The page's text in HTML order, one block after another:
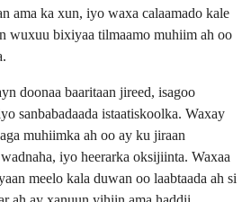
ama ka xun, iyo waxa calaamado kale
wuxuu bixiyaa tilmaamo muhiim ah oo
doonaa baaritaan jireed, isagoo
sanbabadaada istaatiskoolka. Waxay
muhiimka ah oo ay ku jiraan
iyo heerarka oksijiinta. Waxaa
meelo kala duwan oo laabtaada ah si